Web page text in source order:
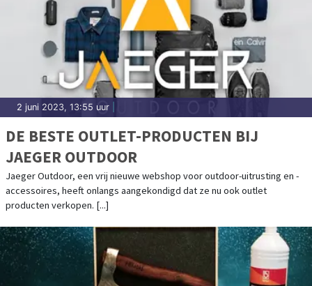
2 juni 2023, 13:55 uur
DE BESTE OUTLET-PRODUCTEN BIJ
JAEGER OUTDOOR
Jaeger Outdoor, een vrij nieuwe webshop voor outdoor-uitrusting en -
accessoires, heeft onlangs aangekondigd dat ze nu ook outlet
producten verkopen. [...]